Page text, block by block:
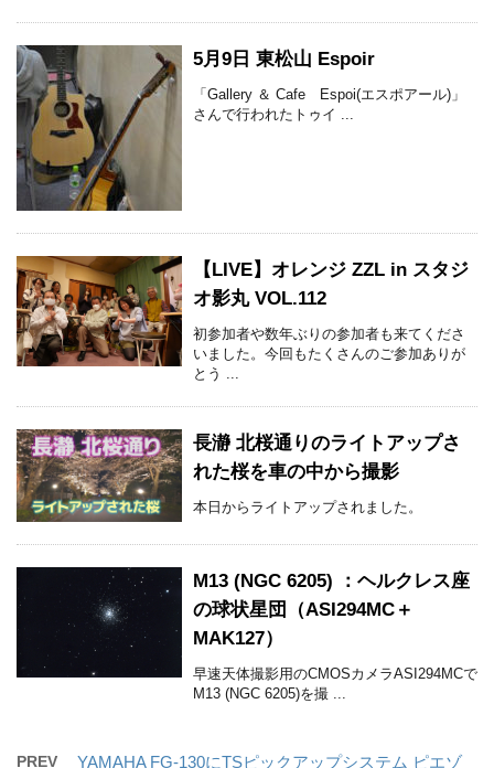
5月9日 東松山 Espoir
「Gallery ＆ Cafe Espoi(エスポアール)」
さんで行われたトゥイ ...
【LIVE】オレンジ ZZL in スタジ
オ影丸 VOL.112
初参加者や数年ぶりの参加者も来てくださ
いました。今回もたくさんのご参加ありが
とう ...
長瀞 北桜通りのライトアップさ
れた桜を車の中から撮影
本日からライトアップされました。
M13 (NGC 6205) ：ヘルクレス座
の球状星団（ASI294MC＋
MAK127）
早速天体撮影用のCMOSカメラASI294MCで
M13 (NGC 6205)を撮 ...
PREV
YAMAHA FG-130にTSピックアップシステム ピエゾ